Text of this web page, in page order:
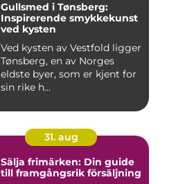
Gullsmed i Tønsberg:
Inspirerende smykkekunst
ved kysten
Ved kysten av Vestfold ligger
Tønsberg, en av Norges
eldste byer, som er kjent for
sin rike h...
31. aug
Sälja frimärken: Din guide
till framgångsrik försäljning